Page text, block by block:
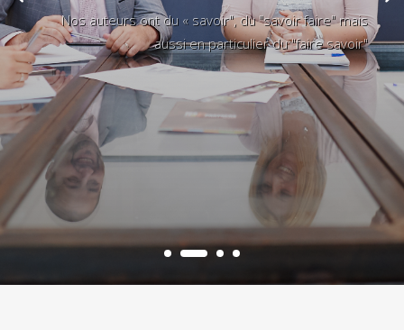
Nos auteurs ont du « savoir", du "savoir faire" mais
aussi en particulier du "faire savoir"